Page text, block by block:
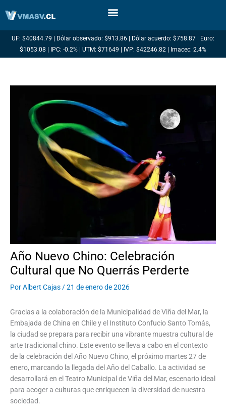
UF: $40844.79 | Dólar observado: $913.86 | Dólar acuerdo: $758.87 | Euro:
$1053.08 | IPC: -0.2% | UTM: $71649 | IVP: $42246.82 | Imacec: 2.4%
Año Nuevo Chino: Celebración
Cultural que No Querrás Perderte
PorAlbert Cajas/21 de enero de 2026
Gracias a la colaboración de la Municipalidad de Viña del Mar, la
Embajada de China en Chile y el Instituto Confucio Santo Tomás,
la ciudad se prepara para recibir una vibrante muestra cultural de
arte tradicional chino. Este evento se lleva a cabo en el contexto
de la celebración del Año Nuevo Chino, el próximo martes 27 de
enero, marcando la llegada del Año del Caballo. La actividad se
desarrollará en el Teatro Municipal de Viña del Mar, escenario ideal
para acoger a culturas que enriquecen la diversidad de nuestra
sociedad.